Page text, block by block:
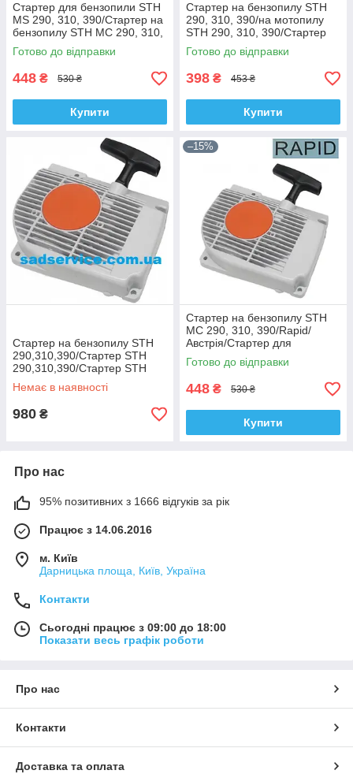
Стартер для бензопили STH
MS 290, 310, 390/Стартер на
бензопилу STH МС 290, 310,
390/ Rapid/Австрія
Готово до відправки
448 ₴ 530 ₴
Купити
Стартер на бензопилу STH
290, 310, 390/на мотопилу
STH 290, 310, 390/Стартер
STH MS 290, 310, 390/Winzor
Готово до відправки
398 ₴ 453 ₴
Купити
Стартер на бензопилу STH
290,310,390/Стартер STH
290,310,390/Стартер STH
MS290,310,390/Оригінал/
Німеччина
Немає в наявності
980 ₴
–15%
Стартер на бензопилу STH
МС 290, 310, 390/Rapid/
Австрія/Стартер для
бензопили STH MS 290, 310,
390
Готово до відправки
448 ₴ 530 ₴
Купити
Про нас
95% позитивних з 1666 відгуків за рік
Працює з 14.06.2016
м. Київ
Дарницька площа, Київ, Україна
Контакти
Сьогодні працює з 09:00 до 18:00
Показати весь графік роботи
Про нас
Контакти
Доставка та оплата